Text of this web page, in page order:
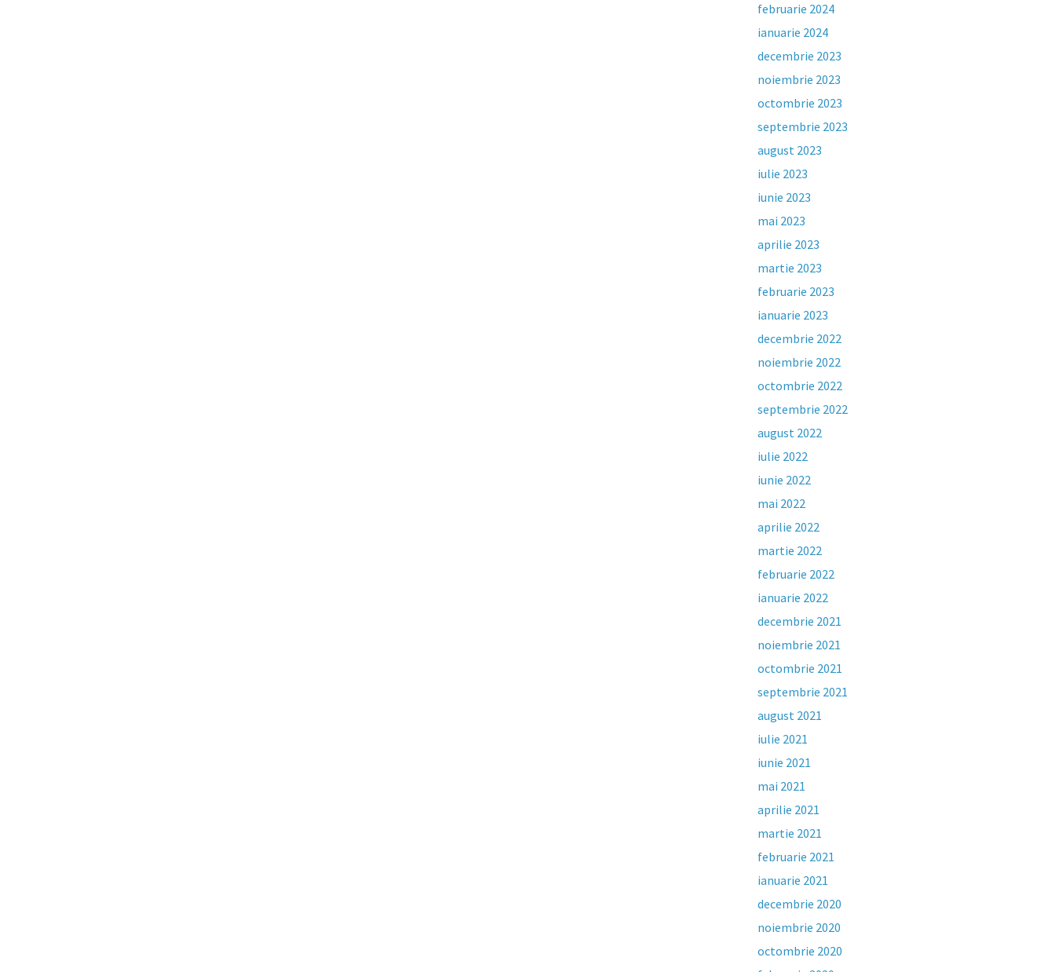
februarie 2024
ianuarie 2024
decembrie 2023
noiembrie 2023
octombrie 2023
septembrie 2023
august 2023
iulie 2023
iunie 2023
mai 2023
aprilie 2023
martie 2023
februarie 2023
ianuarie 2023
decembrie 2022
noiembrie 2022
octombrie 2022
septembrie 2022
august 2022
iulie 2022
iunie 2022
mai 2022
aprilie 2022
martie 2022
februarie 2022
ianuarie 2022
decembrie 2021
noiembrie 2021
octombrie 2021
septembrie 2021
august 2021
iulie 2021
iunie 2021
mai 2021
aprilie 2021
martie 2021
februarie 2021
ianuarie 2021
decembrie 2020
noiembrie 2020
octombrie 2020